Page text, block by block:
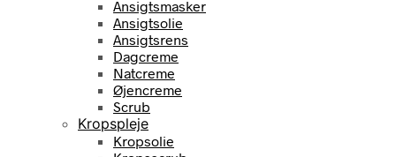
Ansigtsmasker
Ansigtsolie
Ansigtsrens
Dagcreme
Natcreme
Øjencreme
Scrub
Kropspleje
Kropsolie